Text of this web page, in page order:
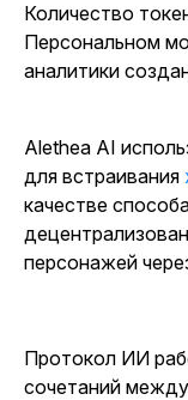
Количество
Персональном
аналитики
Alethea AI
для встраивания
качестве
персонажей
Протокол ИИ
сочетаний